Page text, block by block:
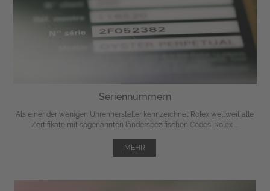
Seriennummern
Als einer der wenigen Uhrenhersteller kennzeichnet Rolex weltweit alle
Zertifikate mit sogenannten länderspezifischen Codes. Rolex ...
MEHR